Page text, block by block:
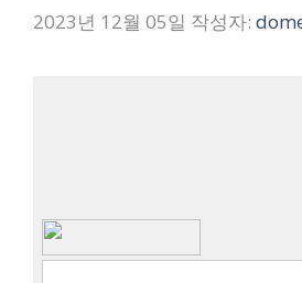
2023년 12월 05일 작성자: